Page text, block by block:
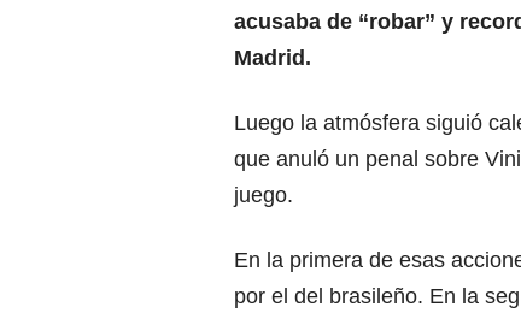
acusaba de “robar” y
Madrid.
Luego la atmósfera siguió
que anuló un penal sobre
juego.
En la primera de esas
por el del brasileño. En la